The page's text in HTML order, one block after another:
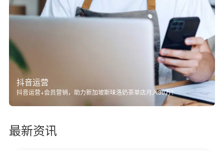
抖音运营
抖音运营+会员营销，助力新加坡斯味洛奶茶单店月入30万！
最新资讯